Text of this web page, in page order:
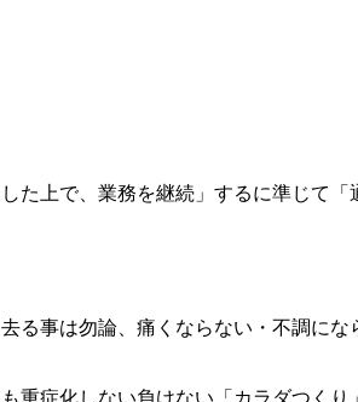
上で、業務を継続」するに準じて「
る事は勿論、痛くならない・不調に